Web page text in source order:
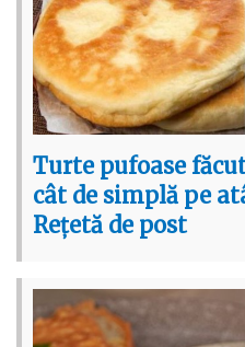
Turte pufoase
cât de simplă pe
Rețetă de post